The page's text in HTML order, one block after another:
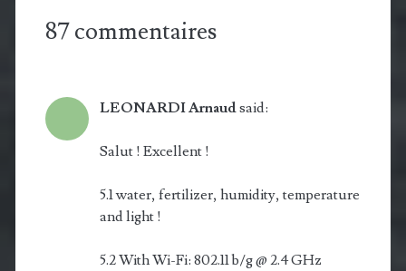
87 commentaires
LEONARDI Arnaudsaid:
Salut ! Excellent !
5.1 water, fertilizer, hu­mi­di­ty, temperature
and light !
5.2 With Wi-Fi: 802.11 b/g @ 2.4 GHz